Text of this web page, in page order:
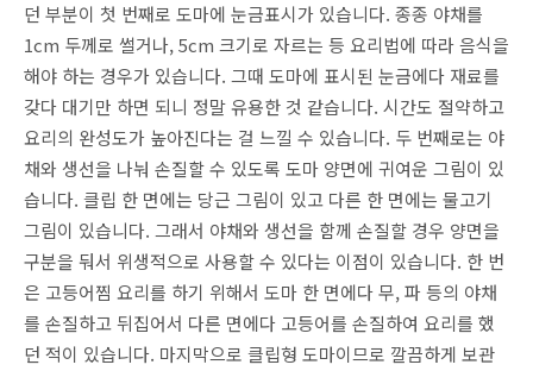
던 부분이 첫 번째로 도마에 눈금표시가 있습니다. 종종 야채를
1cm 두께로 썰거나, 5cm 크기로 자르는 등 요리법에 따라 음식을
해야 하는 경우가 있습니다. 그때 도마에 표시된 눈금에다 재료를
갖다 대기만 하면 되니 정말 유용한 것 같습니다. 시간도 절약하고
요리의 완성도가 높아진다는 걸 느낄 수 있습니다. 두 번째로는 야
채와 생선을 나눠 손질할 수 있도록 도마 양면에 귀여운 그림이 있
습니다. 클립 한 면에는 당근 그림이 있고 다른 한 면에는 물고기
그림이 있습니다. 그래서 야채와 생선을 함께 손질할 경우 양면을
구분을 둬서 위생적으로 사용할 수 있다는 이점이 있습니다. 한 번
은 고등어찜 요리를 하기 위해서 도마 한 면에다 무, 파 등의 야채
를 손질하고 뒤집어서 다른 면에다 고등어를 손질하여 요리를 했
던 적이 있습니다. 마지막으로 클립형 도마이므로 깔끔하게 보관